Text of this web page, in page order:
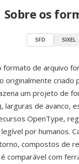
Sobre os
SFD SIXEL
formato de arquivo
originalmente criado
um projeto de
larguras de avanco,
OpenType,
por humanos.
compostos de
comparável com